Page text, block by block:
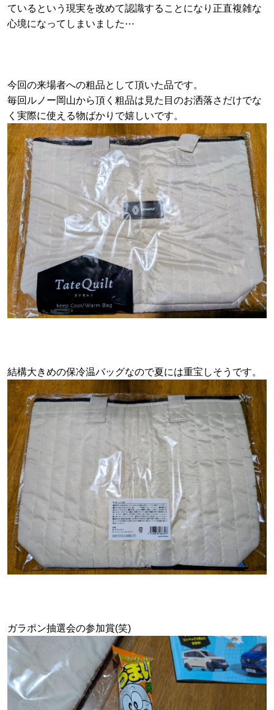
ているという現実を改めて認識することになり正直複雑な
心境になってしまいました⋯
今回の来場者への粗品として頂いた品です。
毎回ルノー岡山から頂く粗品は見た目のお洒落さだけでな
く実際に使える物ばかりで嬉しいです。
結構大きめの保冷温バッグなので夏には重宝しそうです。
ガラポン抽選会の参加賞(笑)